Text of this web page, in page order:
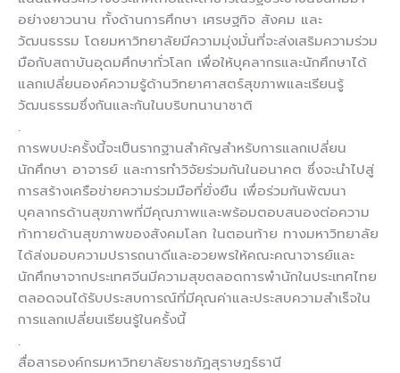
อย่างยาวนาน ทั้งด้านการศึกษา เศรษฐกิจ สังคม และ
วัฒนธรรม โดยมหาวิทยาลัยมีความมุ่งมั่นที่จะส่งเสริมความร่วม
มือกับสถาบันอุดมศึกษาทั่วโลก เพื่อให้บุคลากรและนักศึกษาได้
แลกเปลี่ยนองค์ความรู้ด้านวิทยาศาสตร์สุขภาพและเรียนรู้
วัฒนธรรมซึ่งกันและกันในบริบทนานาชาติ
.
การพบปะครั้งนี้จะเป็นรากฐานสำคัญสำหรับการแลกเปลี่ยน
นักศึกษา อาจารย์ และการทำวิจัยร่วมกันในอนาคต ซึ่งจะนำไปสู่
การสร้างเครือข่ายความร่วมมือที่ยั่งยืน เพื่อร่วมกันพัฒนา
บุคลากรด้านสุขภาพที่มีคุณภาพและพร้อมตอบสนองต่อความ
ท้าทายด้านสุขภาพของสังคมโลก ในตอนท้าย ทางมหาวิทยาลัย
ได้ส่งมอบความปรารถนาดีและอวยพรให้คณะคณาจารย์และ
นักศึกษาจากประเทศจีนมีความสุขตลอดการพำนักในประเทศไทย
ตลอดจนได้รับประสบการณ์ที่มีคุณค่าและประสบความสำเร็จใน
การแลกเปลี่ยนเรียนรู้ในครั้งนี้
.
สื่อสารองค์กรมหาวิทยาลัยราชภัฏสุราษฎร์ธานี